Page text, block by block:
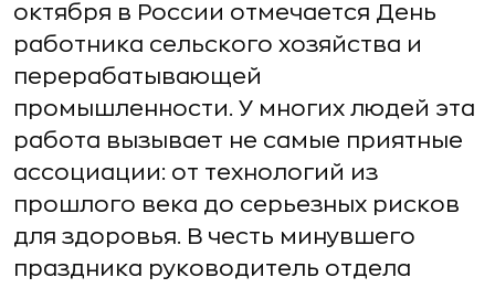
октября в России отмечается День
работника сельского хозяйства и
перерабатывающей
промышленности. У многих людей эта
работа вызывает не самые приятные
ассоциации: от технологий из
прошлого века до серьезных рисков
для здоровья. В честь минувшего
праздника руководитель отдела